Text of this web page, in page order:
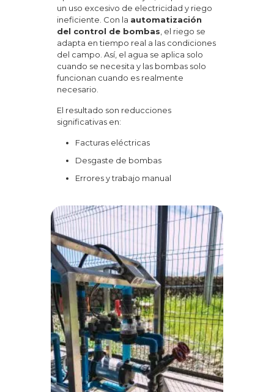
un uso excesivo de electricidad y riego
ineficiente. Con la automatización
del control de bombas , el riego se
adapta en tiempo real a las condiciones
del campo. Así, el agua se aplica solo
cuando se necesita y las bombas solo
funcionan cuando es realmente
necesario.
El resultado son reducciones
significativas en:
Facturas eléctricas
Desgaste de bombas
Errores y trabajo manual